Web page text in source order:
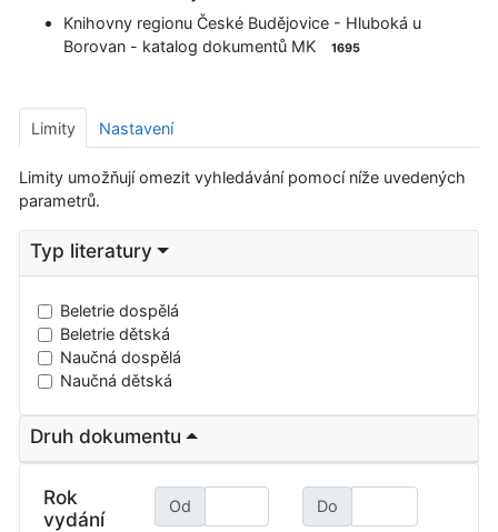
Knihovny regionu České Budějovice - Hluboká u
Borovan - katalog dokumentů MK
1695
Limity Nastavení
Limity umožňují omezit vyhledávání pomocí níže uvedených
parametrů.
Typ literatury
Vyberte
Beletrie dospělá
Beletrie dětská
Naučná dospělá
Naučná dětská
Druh dokumentu
Vyberte
Rok
vydání
Od
Do